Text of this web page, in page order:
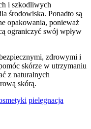
i szkodliwych
środowiska. Ponadto są
opakowania, ponieważ
ograniczyć swój wpływ
zdrowymi i
skórze w utrzymaniu
z naturalnych
skórą.
pielęgnacja